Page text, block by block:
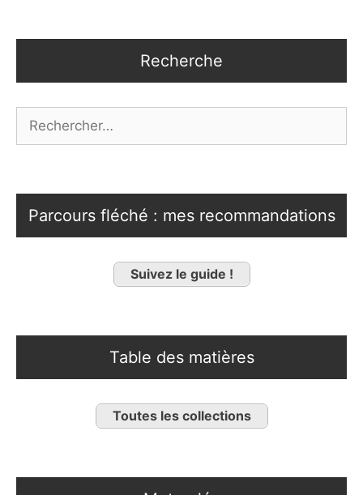
Recherche
Parcours fléché : mes recommandations
Suivez le guide !
Table des matières
Toutes les collections